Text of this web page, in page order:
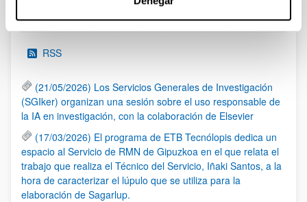
Noticias
RSS
(21/05/2026) Los Servicios Generales de Investigación
(SGIker) organizan una sesión sobre el uso responsable de
la IA en investigación, con la colaboración de Elsevier
(17/03/2026) El programa de ETB Tecnólopis dedica un
espacio al Servicio de RMN de Gipuzkoa en el que relata el
trabajo que realiza el Técnico del Servicio, Iñaki Santos, a la
hora de caracterizar el lúpulo que se utiliza para la
elaboración de Sagarlup.